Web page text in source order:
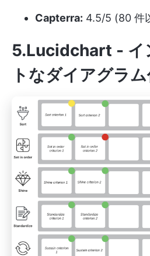
Capterra: 4.5/5 (80 件
5.Lucidchart - イ
トなダイアグラ